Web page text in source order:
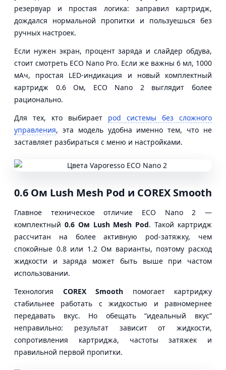
резервуар и простая логика: заправил картридж,
дождался нормальной пропитки и пользуешься без
ручных настроек.
Если нужен экран, процент заряда и слайдер обдува,
стоит смотреть ECO Nano Pro. Если же важны 6 мл, 1000
мАч, простая LED-индикация и новый комплектный
картридж 0.6 Ом, ECO Nano 2 выглядит более
рационально.
Для тех, кто выбирает pod системы без сложного
управления, эта модель удобна именно тем, что не
заставляет разбираться с меню и настройками.
0.6 Ом Lush Mesh Pod и COREX Smooth
Главное техническое отличие ECO Nano 2 —
комплектный 0.6 Ом Lush Mesh Pod. Такой картридж
рассчитан на более активную pod-затяжку, чем
спокойные 0.8 или 1.2 Ом варианты, поэтому расход
жидкости и заряда может быть выше при частом
использовании.
Технология COREX Smooth помогает картриджу
стабильнее работать с жидкостью и равномернее
передавать вкус. Но обещать “идеальный вкус”
неправильно: результат зависит от жидкости,
сопротивления картриджа, частоты затяжек и
правильной первой пропитки.